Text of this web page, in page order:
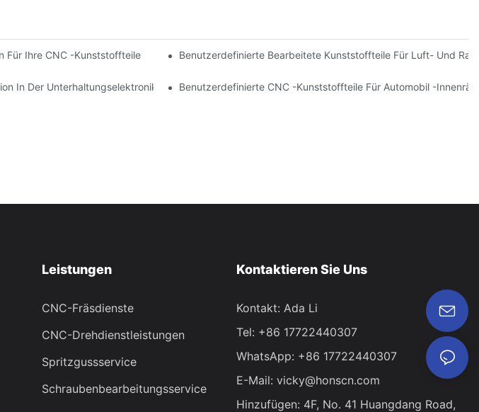
Für Ihre CNC -Kunststoffteile Benutzerdefinierte Bearbeitete Kunststoffteile Für Luft- Und
In Der Unterhaltungselektronik ErmöglichenBenutzerdefinierte CNC -Kunststoffteile Für Automobil -
Leistungen
CNC-Fräsdienste
CNC-Drehdienstleistungen
Spritzgussservice
Schraubenbearbeitungsservice
Kontaktieren Sie Uns
Kontakt: Ada Li
Tel: +86 17722440307
WhatsApp: +86 17722440307
E-Mail: vicky@honscn.com
Hinzufügen: 4F, ​​No. 41 Huangdang Road,